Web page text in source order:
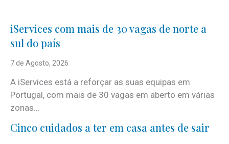
iServices com mais de 30 vagas de norte a
sul do país
7 de Agosto, 2026
A iServices está a reforçar as suas equipas em
Portugal, com mais de 30 vagas em aberto em várias
zonas...
Cinco cuidados a ter em casa antes de sair